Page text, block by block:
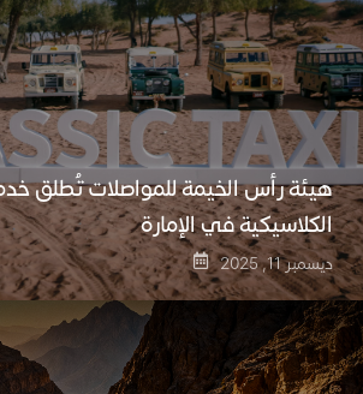
هيئة رأس الخيمة للمواصلات تُطلق خدمة
الكلاسيكية في الإمارة
ديسمبر 11, 2025